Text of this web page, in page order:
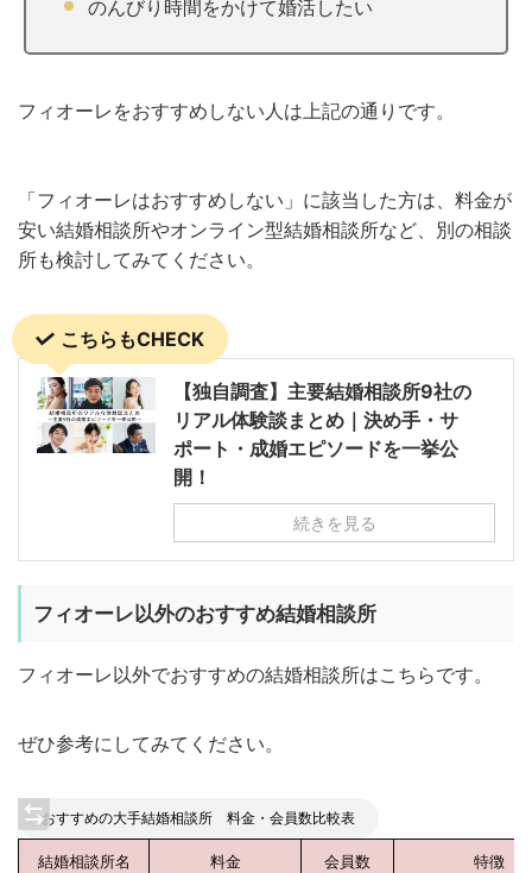
のんびり時間をかけて婚活したい
フィオーレをおすすめしない人は上記の通りです。
「フィオーレはおすすめしない」に該当した方は、料金が
安い結婚相談所やオンライン型結婚相談所など、別の相談
所も検討してみてください。
こちらもCHECK
【独自調査】主要結婚相談所9社の
リアル体験談まとめ｜決め手・サ
ポート・成婚エピソードを一挙公
開！
続きを見る
フィオーレ以外のおすすめ結婚相談所
フィオーレ以外でおすすめの結婚相談所はこちらです。
ぜひ参考にしてみてください。
おすすめの大手結婚相談所 料金・会員数比較表
結婚相談所名 料金 会員数 特徴